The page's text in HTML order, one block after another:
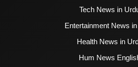
Tech News in
Entertainment News
Health News in
Hum News